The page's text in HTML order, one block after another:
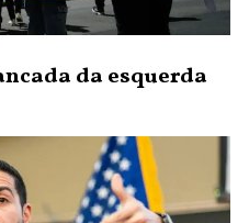
da esquerda